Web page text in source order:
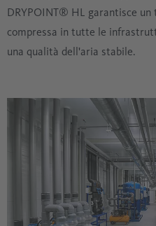
DRYPOINT® HL garantisce
compressa in tutte le
una qualità dell'aria stabile.